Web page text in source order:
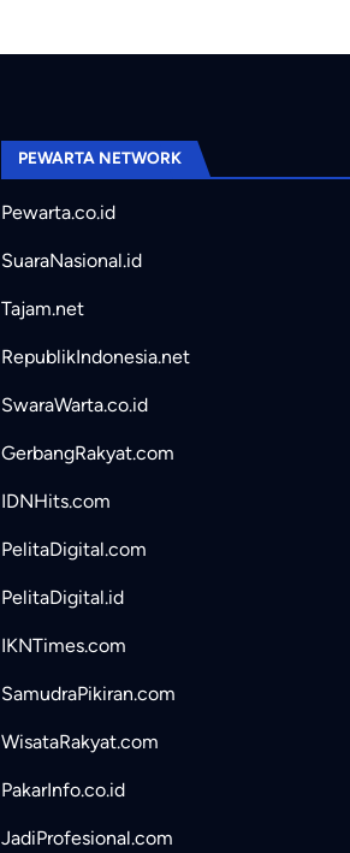
PEWARTA NETWORK
Pewarta.co.id
SuaraNasional.id
Tajam.net
RepublikIndonesia.net
SwaraWarta.co.id
GerbangRakyat.com
IDNHits.com
PelitaDigital.com
PelitaDigital.id
IKNTimes.com
SamudraPikiran.com
WisataRakyat.com
PakarInfo.co.id
JadiProfesional.com